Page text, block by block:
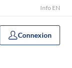
Info EN
Connexion